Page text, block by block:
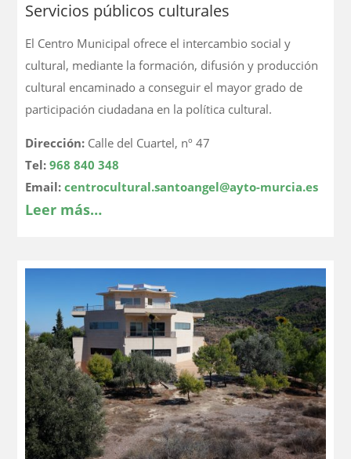
Servicios públicos culturales
El Centro Municipal ofrece el intercambio social y
cultural, mediante la formación, difusión y producción
cultural encaminado a conseguir el mayor grado de
participación ciudadana en la política cultural.
Dirección: Calle del Cuartel, nº 47
Tel: 968 840 348
Email: centrocultural.santoangel@ayto-murcia.es
Leer más…